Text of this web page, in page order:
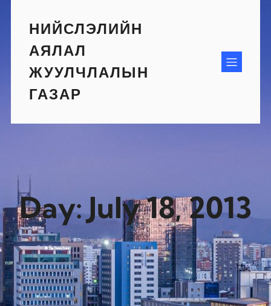
contentНИЙСЛЭЛИЙН
АЯЛАЛ
ЖУУЛЧЛАЛЫН
ГАЗАР
Day:July 18, 2013